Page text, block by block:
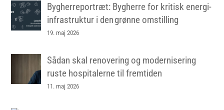
Bygherreportræt: Bygherre for kritisk energi-
infrastruktur i den grønne omstilling
19. maj 2026
Sådan skal renovering og modernisering
ruste hospitalerne til fremtiden
11. maj 2026